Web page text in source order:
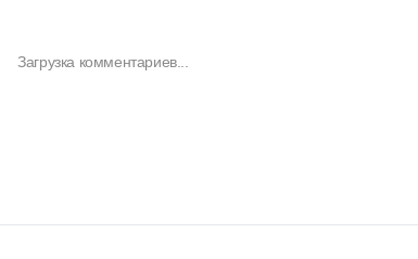
Загрузка комментариев...